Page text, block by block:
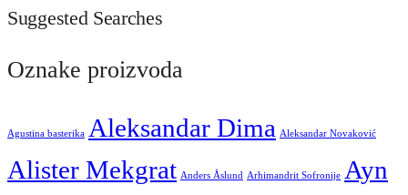
Suggested Searches
Oznake proizvoda
Agustina basterika Aleksandar Dima Aleksandar Novaković
Alister Mekgrat Anders Åslund Arhimandrit Sofronije Ayn